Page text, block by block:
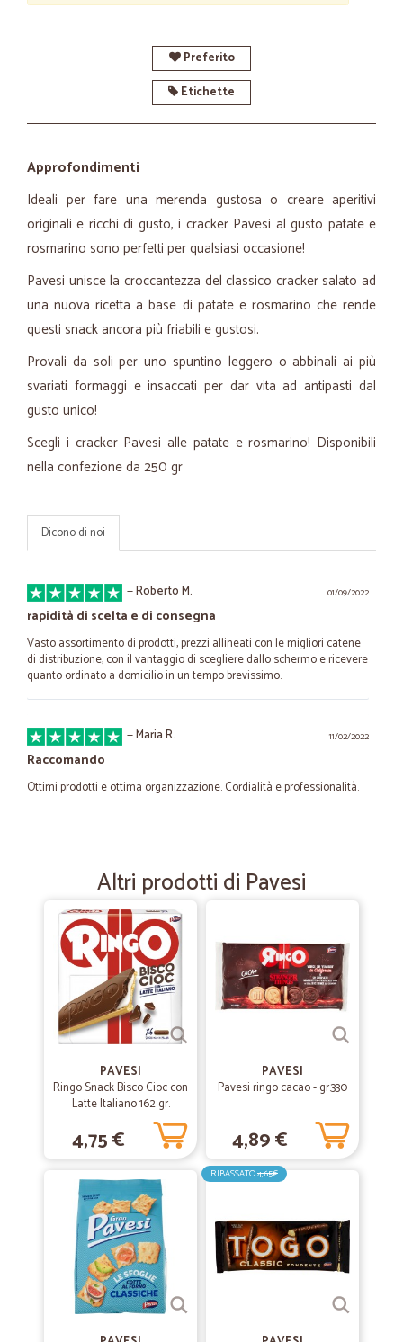
Preferito
Etichette
Approfondimenti
Ideali per fare una merenda gustosa o creare aperitivi
originali e ricchi di gusto, i cracker Pavesi al gusto patate e
rosmarino sono perfetti per qualsiasi occasione!
Pavesi unisce la croccantezza del classico cracker salato ad
una nuova ricetta a base di patate e rosmarino che rende
questi snack ancora più friabili e gustosi.
Provali da soli per uno spuntino leggero o abbinali ai più
svariati formaggi e insaccati per dar vita ad antipasti dal
gusto unico!
Scegli i cracker Pavesi alle patate e rosmarino! Disponibili
nella confezione da 250 gr
Dicono di noi
01/09/2022
—Roberto M.
rapidità di scelta e di consegna
Vasto assortimento di prodotti, prezzi allineati con le migliori catene
di distribuzione, con il vantaggio di scegliere dallo schermo e ricevere
quanto ordinato a domicilio in un tempo brevissimo.
11/02/2022
—Maria R.
Raccomando
Ottimi prodotti e ottima organizzazione. Cordialità e professionalità.
Prodotti perfetti come da ordine…
Prodotti perfetti come da ordine ,consegna velocissima prezzi buoni,
sicuramente ordinerò ancora.
31/10/2020
—Andrea R.
MOLTO BENE.
PRODOTTI MOLTO BUONI E SERVIZIO MOLTO VELOCE! OTTIMO!
24/09/2020
—Viola C.
Tutto ok!
Tutto ok! Un piccolo disguido con il fornitore ma la.merce e' arrivata
nei tempi previsti
—Carla B.
esperimento riuscito
Servizio efficiente, cibo, anche il più deperibile, tipo fragole, giunto in
buone condizioni, davvero soddisfatta.
Altri prodotti di Pavesi
PAVESI
Ringo Snack Bisco Cioc con
Latte Italiano 162 gr.
4,75 €
PAVESI
Pavesi ringo cacao - gr.330
4,89 €
RIBASSATO4,65€